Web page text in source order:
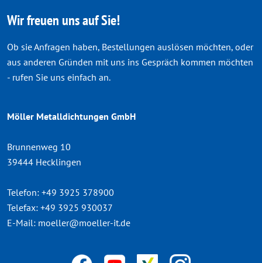
Wir freuen uns auf Sie!
Ob sie Anfragen haben, Bestellungen auslösen möchten, oder
aus anderen Gründen mit uns ins Gespräch kommen möchten
- rufen Sie uns einfach an.
Möller Metalldichtungen GmbH
Brunnenweg 10
39444 Hecklingen
Telefon: +49 3925 378900
Telefax: +49 3925 930037
E-Mail: moeller@moeller-it.de